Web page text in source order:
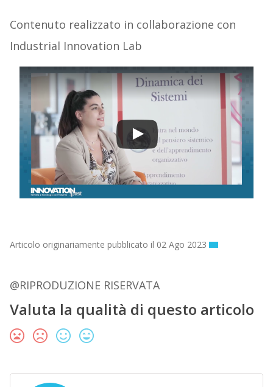
Contenuto realizzato in collaborazione con
Industrial Innovation Lab
Articolo originariamente pubblicato il 02 Ago 2023
@RIPRODUZIONE RISERVATA
Valuta la qualità di questo articolo